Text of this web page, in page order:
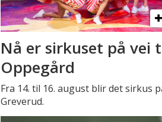
Nå er sirkuset på vei
Oppegård
Fra 14. til 16. august blir det sirkus
Greverud.